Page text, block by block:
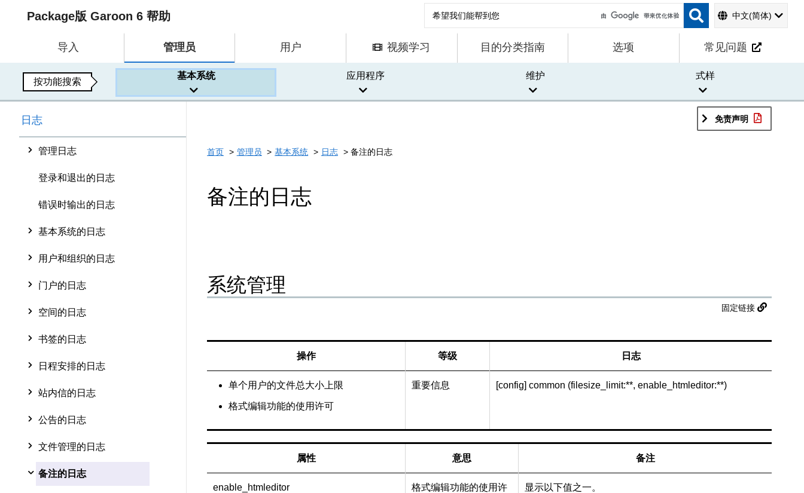
Package版 Garoon 6 帮助 中文(简体)
导入 管理员 用户 视频学习 目的分类指南 选项 常见问题
按功能搜索
基本系统 应用程序 维护 式样
日志
管理日志
登录和退出的日志
错误时输出的日志
基本系统的日志
用户和组织的日志
门户的日志
空间的日志
书签的日志
日程安排的日志
站内信的日志
公告的日志
文件管理的日志
备注的日志
免责声明
首页 管理员 基本系统 日志 备注的日志
备注的日志
系统管理
固定链接
操作 等级 日志
单个用户的文件总大小上限
格式编辑功能的使用许可
重要信息 [config] common (filesize_limit:**, enable_htmleditor:**)
属性 意思 备注
enable_htmleditor
格式编辑功能的使用许
显示以下值之一。